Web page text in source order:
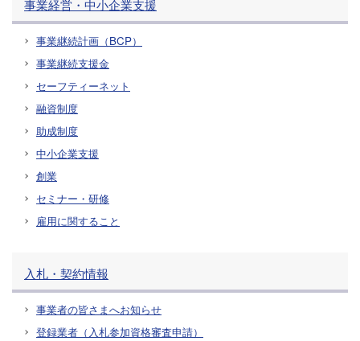
事業経営・中小企業支援
事業継続計画（BCP）
事業継続支援金
セーフティーネット
融資制度
助成制度
中小企業支援
創業
セミナー・研修
雇用に関すること
入札・契約情報
事業者の皆さまへお知らせ
登録業者（入札参加資格審査申請）